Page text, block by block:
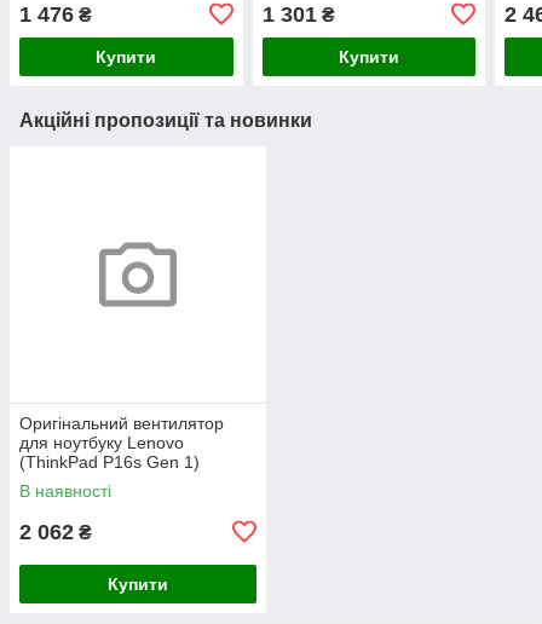
1 476 ₴
Купити
1 301₴
Купити
2
Акційні пропозиції та новинки
Оригінальний вентилятор
для ноутбуку Lenovo
(ThinkPad P16s Gen 1)
В наявності
2 062 ₴
Купити